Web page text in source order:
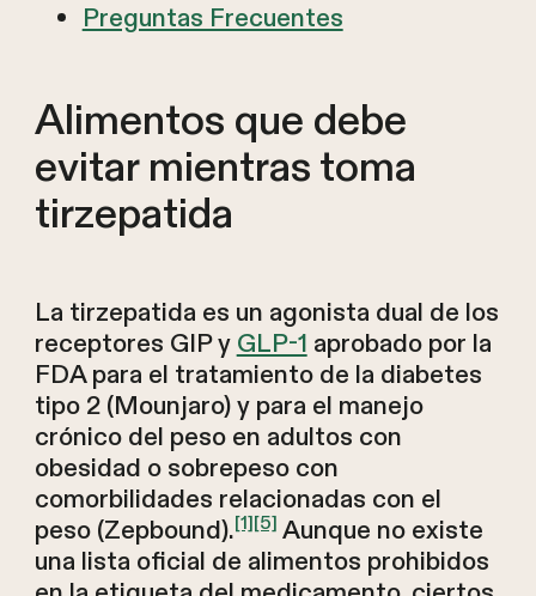
Preguntas Frecuentes
Alimentos que debe
evitar mientras toma
tirzepatida
La tirzepatida es un agonista dual de los
receptores GIP y GLP-1 aprobado por la
FDA para el tratamiento de la diabetes
tipo 2 (Mounjaro) y para el manejo
crónico del peso en adultos con
obesidad o sobrepeso con
comorbilidades relacionadas con el
peso (Zepbound).[1][5] Aunque no existe
una lista oficial de alimentos prohibidos